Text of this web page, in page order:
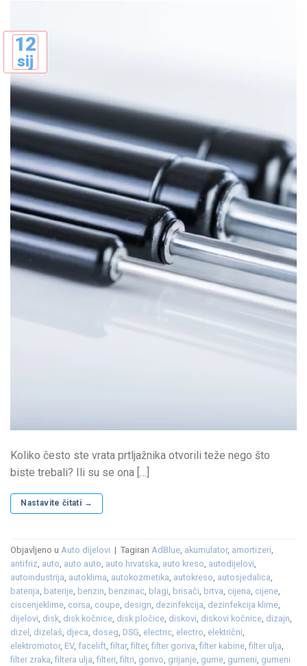
12
sij
Koliko često ste vrata prtljažnika otvorili teže nego što
biste trebali? Ili su se ona […]
Nastavite čitati →
Objavljeno u Auto dijelovi | Tagiran AdBlue, akumulator, amortizeri,
antifriz, auto, auto auto, auto hrvatska, auto kreso, autodijelovi,
autoindustrija, autoklima, autokozmetika, autokreso, autosjedalica,
baterija, baterije, benzin, benzinac, blagi, brisači, brtva, cijena, cijene,
ciscenjeklime, corsa, coupe, design, dezinfekcija, dezinfekcija klime,
dijelovi, disk, disk kočnice, disk pločice, diskovi, diskovi kočnice, dizajn,
dizel , dizelaš, djeca, doseg, DSG, electric, electro, električni,
elektromotor, EV, facelift,filtar,filter,filter goriva,filter kabine,filter ulja,
filter zraka,filtera ulja,filteri,filtri, gorivo, grijanje, gume, gumeni, gumeni